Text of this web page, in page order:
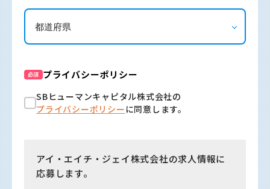
必須 プライバシーポリシー
SBヒューマンキャピタル株式会社の
プライバシーポリシーに同意します。
アイ・エイチ・ジェイ株式会社の求人情報に
応募します。